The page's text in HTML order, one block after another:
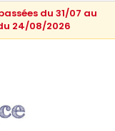
du 31/07 au
24/08/2026